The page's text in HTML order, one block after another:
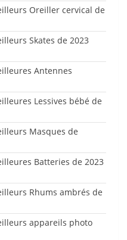
Oreiller cervical de
Skates de 2023
Antennes
Lessives bébé de
Masques de
Batteries de 2023
Rhums ambrés de
appareils photo